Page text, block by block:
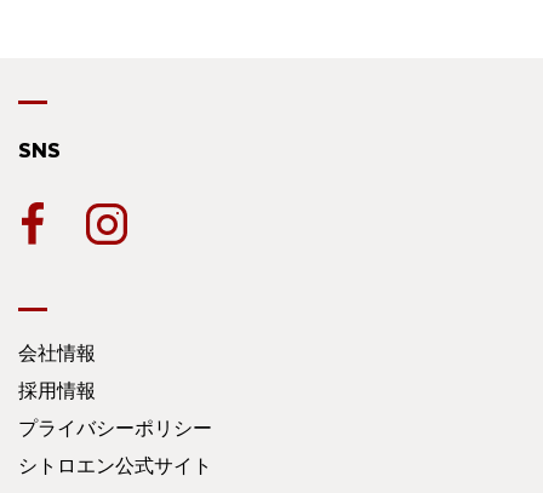
SNS
会社情報
採用情報
プライバシーポリシー
シトロエン公式サイト